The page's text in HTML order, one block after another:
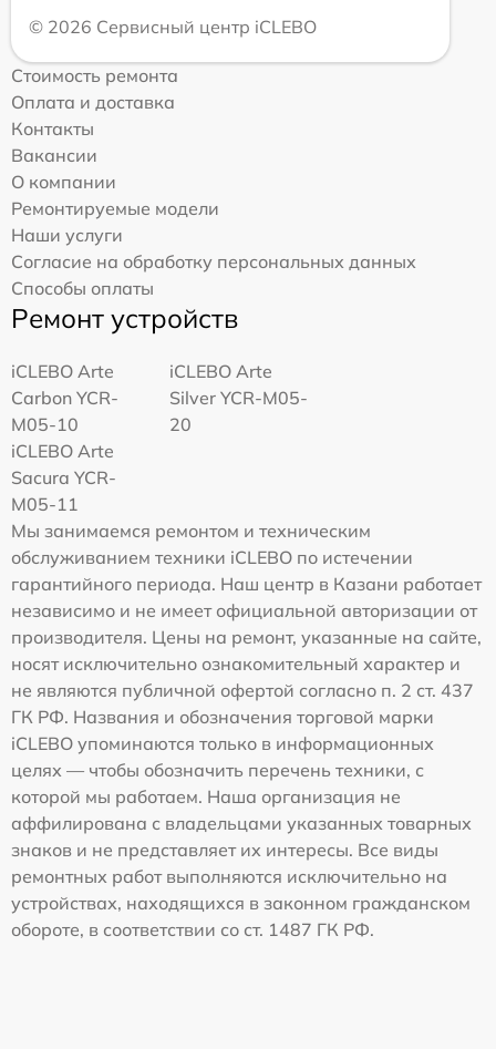
© 2026 Сервисный центр iCLEBO
Стоимость ремонта
Оплата и доставка
Контакты
Вакансии
О компании
Ремонтируемые модели
Наши услуги
Согласие на обработку персональных данных
Способы оплаты
Ремонт устройств
iCLEBO Arte
Carbon YCR-
M05-10
iCLEBO Arte
Silver YCR-M05-
20
iCLEBO Arte
Sacura YCR-
M05-11
Мы занимаемся ремонтом и техническим
обслуживанием техники iCLEBO по истечении
гарантийного периода. Наш центр в Казани работает
независимо и не имеет официальной авторизации от
производителя. Цены на ремонт, указанные на сайте,
носят исключительно ознакомительный характер и
не являются публичной офертой согласно п. 2 ст. 437
ГК РФ. Названия и обозначения торговой марки
iCLEBO упоминаются только в информационных
целях — чтобы обозначить перечень техники, с
которой мы работаем. Наша организация не
аффилирована с владельцами указанных товарных
знаков и не представляет их интересы. Все виды
ремонтных работ выполняются исключительно на
устройствах, находящихся в законном гражданском
обороте, в соответствии со ст. 1487 ГК РФ.